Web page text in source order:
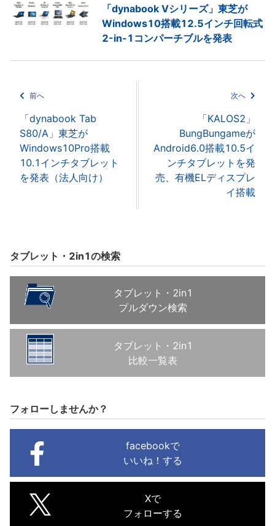
「dynabook Vシリーズ」東芝が
Windows10搭載12.5インチ回転式
2-in-1コンパーチブルを発表
前へ
「dynabook Tab
S80/A」東芝が
Windows10Pro搭載
10.1インチタブレット
を発表（法人向け）
次へ
「KALOS2」
BungBungameが
Android6.0搭載10.5イ
ンチタブレットを発
売、有機ELディスプレ
イ搭載
タブレット・2in1の検索
タブレット・2in1
プルダウン検索
タブレット・2in1
比較一覧表
フォローしませんか？
facebookで
いいね！する
Xで
フォローする